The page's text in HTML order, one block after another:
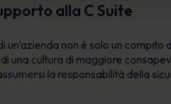
alla C Suite
un’azienda non è solo un
una cultura di maggiore
la responsabilità della